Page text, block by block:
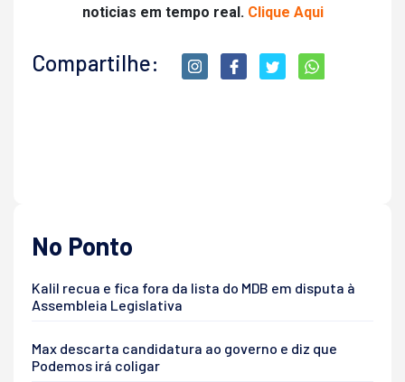
noticias em tempo real. Clique Aqui
Compartilhe:
No Ponto
Kalil recua e fica fora da lista do MDB em disputa à
Assembleia Legislativa
Max descarta candidatura ao governo e diz que
Podemos irá coligar